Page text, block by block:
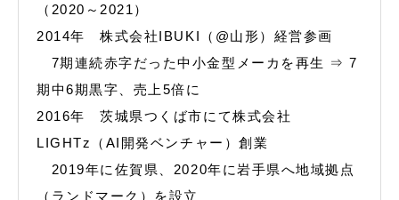
（2020～2021）
2014年 株式会社IBUKI（@山形）経営参画
7期連続赤字だった中小金型メーカを再生 ⇒ 7
期中6期黒字、売上5倍に
2016年 茨城県つくば市にて株式会社
LIGHTz（AI開発ベンチャー）創業
2019年に佐賀県、2020年に岩手県へ地域拠点
（ランドマーク）を設立